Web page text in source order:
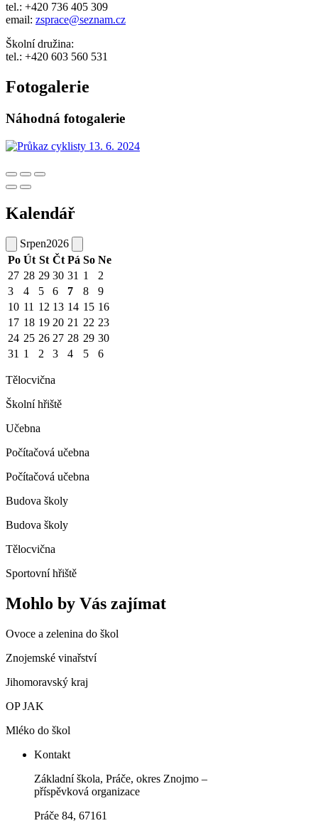
tel.: +420 736 405 309
email: zsprace@seznam.cz
Školní družina:
tel.: +420 603 560 531
Fotogalerie
Náhodná fotogalerie
Kalendář
Srpen2026
Po Út St Čt Pá So Ne
27 28 29 30 31 1
2
3
4 5 6 7 8
9
10 11 12 13 14 15 16
17 18 19 20 21 22 23
24 25 26 27 28 29 30
31 1 2 3 4 5 6
Tělocvična
Školní hřiště
Učebna
Počítačová učebna
Počítačová učebna
Budova školy
Budova školy
Tělocvična
Sportovní hřiště
Mohlo by Vás zajímat
Ovoce a zelenina do škol
Znojemské vinařství
Jihomoravský kraj
OP JAK
Mléko do škol
Kontakt
Základní škola, Práče, okres Znojmo –
příspěvková organizace
Práče 84, 67161